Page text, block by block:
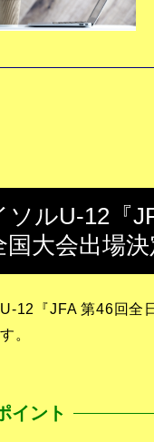
ソルU-12『
国大会出場決
12『JFA 第46回全
。